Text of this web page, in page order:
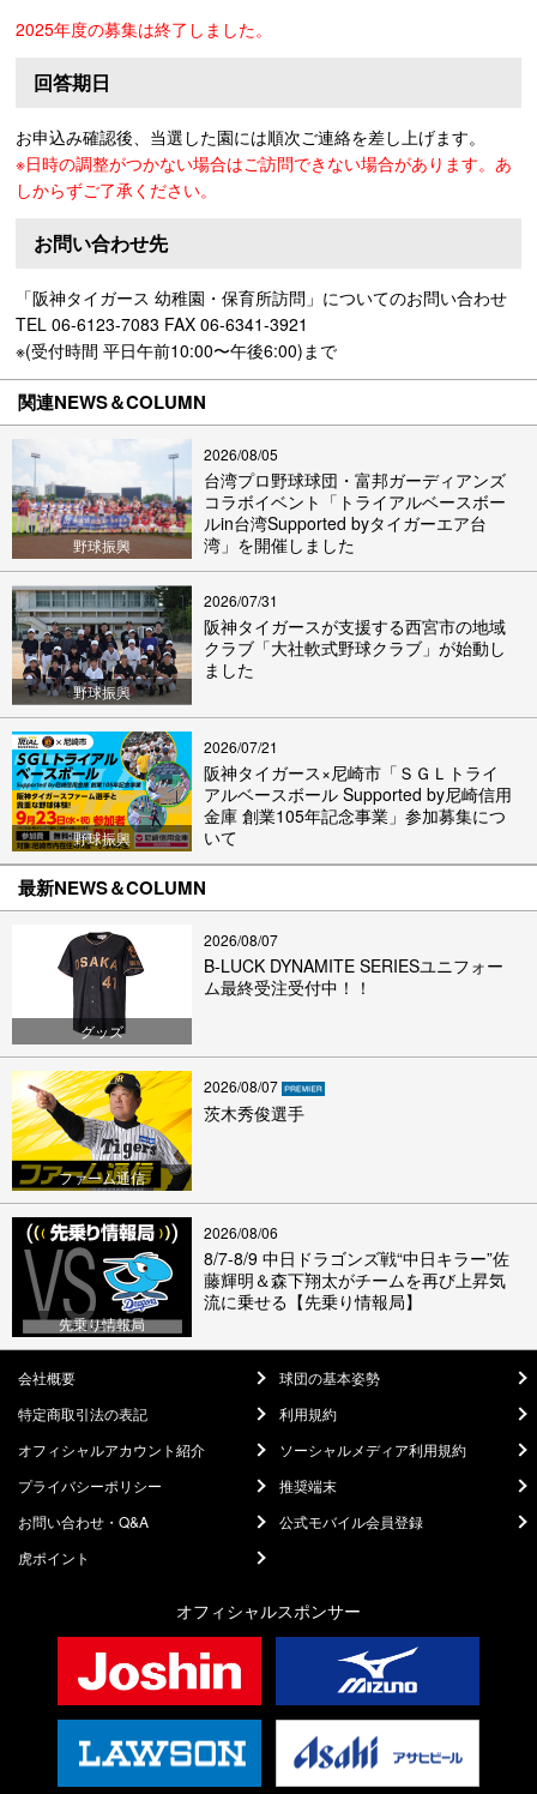
2025年度の募集は終了しました。
回答期日
お申込み確認後、当選した園には順次ご連絡を差し上げます。
※日時の調整がつかない場合はご訪問できない場合があります。あ
しからずご了承ください。
お問い合わせ先
「阪神タイガース 幼稚園・保育所訪問」についてのお問い合わせ
TEL 06-6123-7083 FAX 06-6341-3921
※(受付時間 平日午前10:00〜午後6:00)まで
関連NEWS＆COLUMN
野球振興
2026/08/05
台湾プロ野球球団・富邦ガーディアンズ
コラボイベント「トライアルベースボー
ルin台湾Supported byタイガーエア台
湾」を開催しました
野球振興
2026/07/31
阪神タイガースが支援する西宮市の地域
クラブ「大社軟式野球クラブ」が始動し
ました
野球振興
2026/07/21
阪神タイガース×尼崎市「ＳＧＬトライ
アルベースボール Supported by尼崎信用
金庫 創業105年記念事業」参加募集につ
いて
最新NEWS＆COLUMN
グッズ
2026/08/07
B-LUCK DYNAMITE SERIESユニフォー
ム最終受注受付中！！
ファーム通信
2026/08/07
茨木秀俊選手
先乗り情報局
2026/08/06
8/7-8/9 中日ドラゴンズ戦“中日キラー”佐
藤輝明＆森下翔太がチームを再び上昇気
流に乗せる【先乗り情報局】
会社概要
球団の基本姿勢
特定商取引法の表記
利用規約
オフィシャルアカウント紹介
ソーシャルメディア利用規約
プライバシーポリシー
推奨端末
お問い合わせ・Q&A
公式モバイル会員登録
虎ポイント
オフィシャルスポンサー